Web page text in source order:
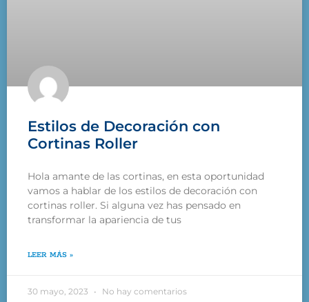
Estilos de Decoración con
Cortinas Roller
Hola amante de las cortinas, en esta oportunidad
vamos a hablar de los estilos de decoración con
cortinas roller. Si alguna vez has pensado en
transformar la apariencia de tus
LEER MÁS »
30 mayo, 2023 No hay comentarios